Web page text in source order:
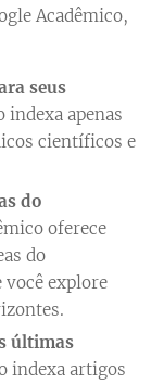
Acadêmico,
seus
indexa apenas
científicos e
do
oferece
do
explore
últimas
indexa artigos